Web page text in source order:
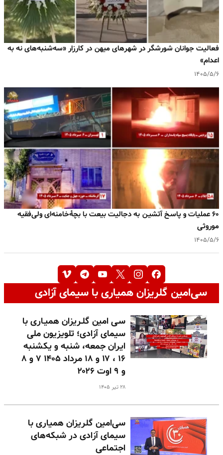
فعالیت جوانان شورشگر در شهرهای میهن در کارزار «سه‌شنبه‌های نه به
اعدام»
۱۴۰۵/۵/۶
۶۰ عملیات و پاسـخ آتشیـن به دجالیت بیعت با بچهٔ‌خامنه‌ای ولی‌فقیه
موروثی
۱۴۰۵/۵/۶
سی‌امین گلریزان همیاری با سیمای آزادی
سـی امین گلـریزان همیـاری با
سیمای آزادی؛ تلویزیون ملی
ایران جمعه، شنبه و یکشنبه
۱۶ ، ۱۷ و ۱۸ مرداد ۱۴۰۵ ۷ و ۸
و ۹ اوت ۲۰۲۶
۲۸ تیر ۱۴۰۵
سی‌امین گلریزان همیاری با
سیمای آزادی در شبکه‌های
اجتماعی